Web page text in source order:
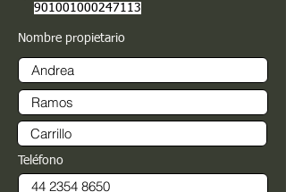
901001000247113
Nombre propietario
Teléfono